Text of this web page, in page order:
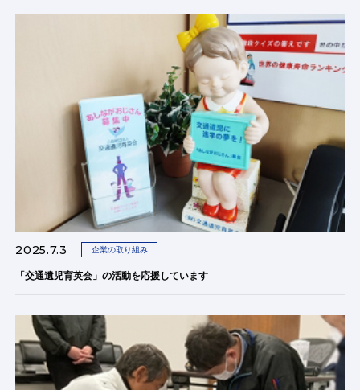
2025.7.3 企業の取り組み
「交通遺児育英会」の活動を応援しています